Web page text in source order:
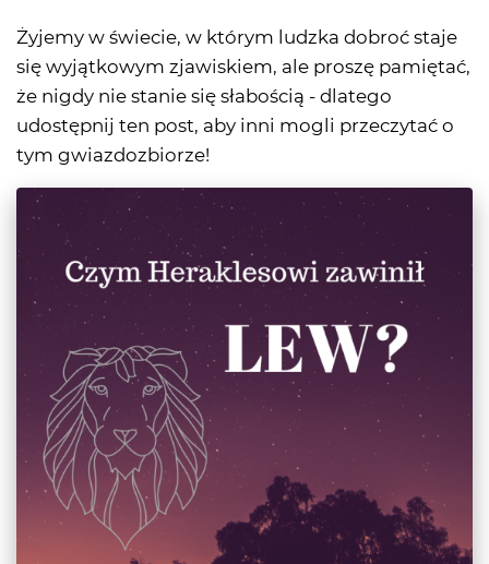
Żyjemy w świecie, w którym ludzka dobroć staje
się wyjątkowym zjawiskiem, ale proszę pamiętać,
że nigdy nie stanie się słabością - dlatego
udostępnij ten post, aby inni mogli przeczytać o
tym gwiazdozbiorze!